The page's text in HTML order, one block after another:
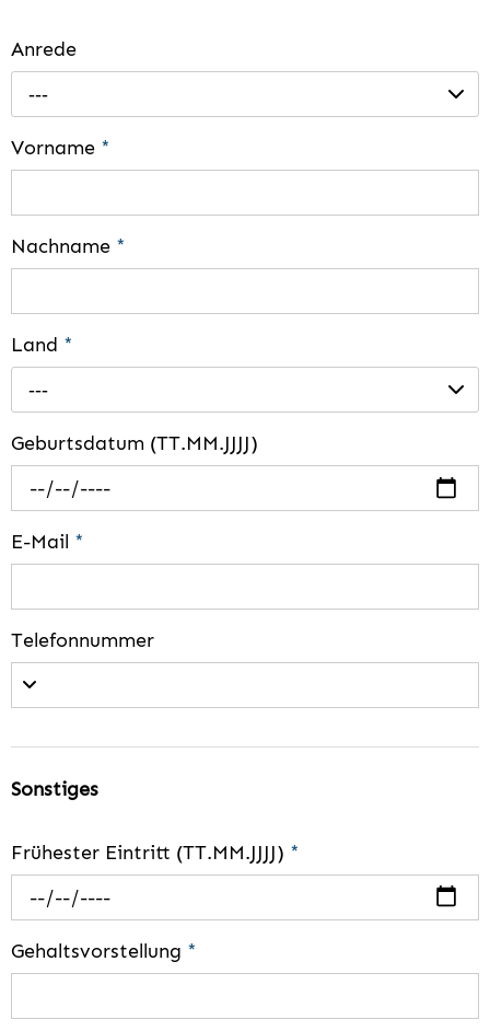
Anrede
---
Vorname *
Nachname *
Land *
---
Geburtsdatum (TT.MM.JJJJ)
E-Mail *
Telefonnummer
Sonstiges
Frühester Eintritt (TT.MM.JJJJ) *
Gehaltsvorstellung *